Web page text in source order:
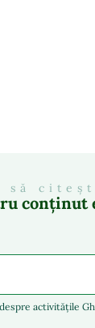
să
conținut
activitățile